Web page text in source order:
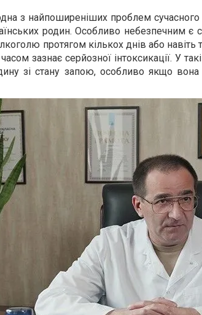
з найпоширеніших проблем сучасного
родин. Особливо небезпечним є
протягом кількох днів або
зазнає серйозної інтоксикації. У
зі стану запою, особливо якщо вона